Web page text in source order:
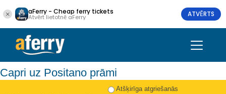
aFerry - Cheap ferry tickets
Atvērt lietotnē aFerry ATVĒRTS
Capri uz Positano prāmi
Atšķirīga atgriešanās